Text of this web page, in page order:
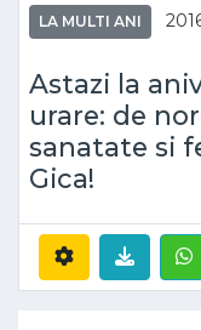
LA MULTI ANI
Astazi la
urare: de
sanatate si
Gica!